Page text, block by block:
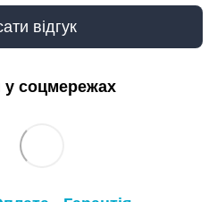
відгук
соцмережах